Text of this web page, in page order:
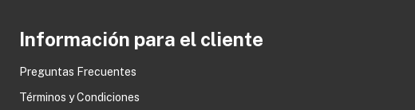
Información para el cliente
Preguntas Frecuentes
Términos y Condiciones